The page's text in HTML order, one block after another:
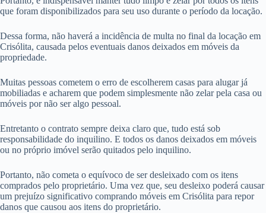
que foram disponibilizados para seu uso durante o período da locação.
Dessa forma, não haverá a incidência de multa no final da locação em
Crisólita, causada pelos eventuais danos deixados em móveis da
propriedade.
Muitas pessoas cometem o erro de escolherem casas para alugar já
mobiliadas e acharem que podem simplesmente não zelar pela casa ou
móveis por não ser algo pessoal.
Entretanto o contrato sempre deixa claro que, tudo está sob
responsabilidade do inquilino. E todos os danos deixados em móveis
ou no próprio imóvel serão quitados pelo inquilino.
Portanto, não cometa o equívoco de ser desleixado com os itens
comprados pelo proprietário. Uma vez que, seu desleixo poderá causar
um prejuízo significativo comprando móveis em Crisólita para repor
danos que causou aos itens do proprietário.